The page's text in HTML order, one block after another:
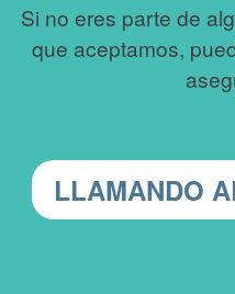
Si no eres parte de
que aceptamos,
LLAMANDO